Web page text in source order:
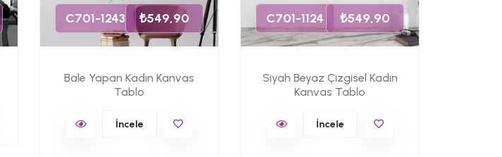
C701-1243 ₺549,90
Bale Yapan Kadın Kanvas
Tablo
İncele
C701-1124 ₺549,90
Siyah Beyaz Çizgisel Kadın
Kanvas Tablo
İncele